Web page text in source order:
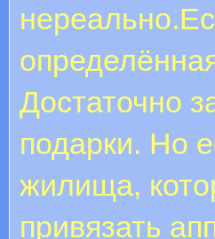
Достаточно
подарки. Но
жилища,
привязать